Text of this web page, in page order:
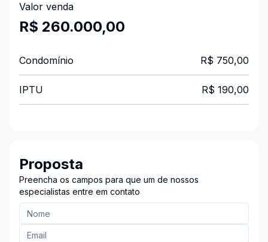
Valor venda
R$ 260.000,00
Condomínio R$ 750,00
IPTU R$ 190,00
Proposta
Preencha os campos para que um de nossos
especialistas entre em contato